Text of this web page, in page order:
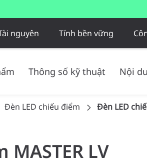
nguyên Tính bền vững
Thông số kỹ thuật Nội
Đèn LED chiếu điểm Đèn LED
LV